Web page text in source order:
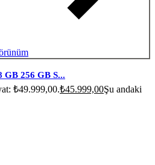
GB 256 GB S...
₺49.999,00.₺45.999,00Şu andaki